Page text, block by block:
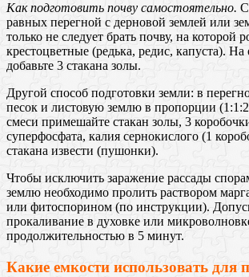
Как подготовить почву самостоятельно.
равных перегной с дерновой землей или
только не следует брать почву, на которой
крестоцветные (редька, редис, капуста).
добавьте 3 стакана золы.
Другой способ подготовки земли: в
песок и листовую землю в пропорции
смеси примешайте стакан золы, 3
суперфосфата, калия сернокислого (1
стакана извести (пушонки).
Чтобы исключить заражение рассады
землю необходимо пролить раствором
или фитоспорином (по инструкции).
прокаливание в духовке или
продолжительностью в 5 минут.
Какие емкости использовать для